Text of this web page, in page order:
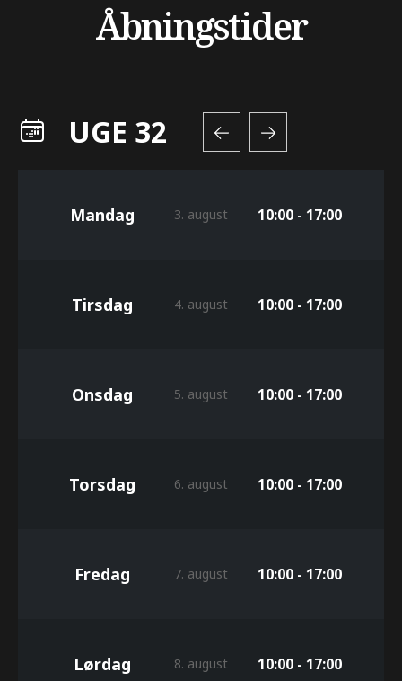
Åbningstider
UGE 32
Mandag 3. august 10:00 - 17:00
Tirsdag 4. august 10:00 - 17:00
Onsdag 5. august 10:00 - 17:00
Torsdag 6. august 10:00 - 17:00
Fredag 7. august 10:00 - 17:00
Lørdag 8. august 10:00 - 17:00